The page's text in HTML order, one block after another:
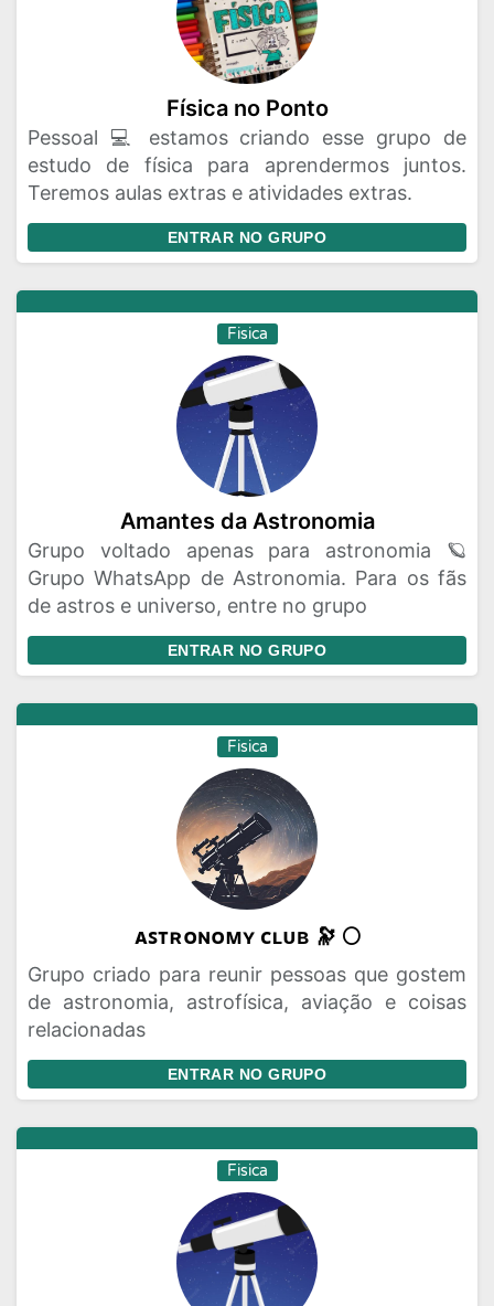
Física no Ponto
Pessoal 💻 estamos criando esse grupo de
estudo de física para aprendermos juntos.
Teremos aulas extras e atividades extras.
ENTRAR NO GRUPO
Fisica
Amantes da Astronomia
Grupo voltado apenas para astronomia 🪐
Grupo WhatsApp de Astronomia. Para os fãs
de astros e universo, entre no grupo
ENTRAR NO GRUPO
Fisica
ᴀꜱᴛʀᴏɴᴏᴍʏ ᴄʟᴜʙ 🔭 🌕
Grupo criado para reunir pessoas que gostem
de astronomia, astrofísica, aviação e coisas
relacionadas
ENTRAR NO GRUPO
Fisica